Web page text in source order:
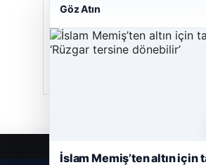
Prenses Night Club
Nisan 29, 2026
Göz Atın
İslam Memiş’ten altın için